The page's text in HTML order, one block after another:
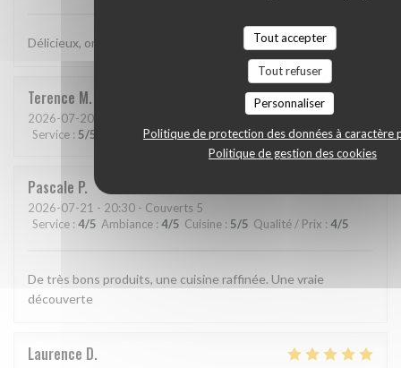
Tout accepter
Tout refuser
Personnaliser
Politique de protection des données à caractère
Politique de gestion des cookies
Délicieux, original, subtil et service très agréable.
Terence M
2026-07-20
Service : 5/5 Ambiance: 5/5 Cuisine: 5/5 Qualité / Prix:5/5
Pascale P
2026-07-21 - 20:30 - Couverts 5
Service : 4/5 Ambiance : 4/5 Cuisine : 5/5 Qualité / Prix : 4/5
De très bons produits, une cuisine raffinée. Une vraie
découverte
Laurence D